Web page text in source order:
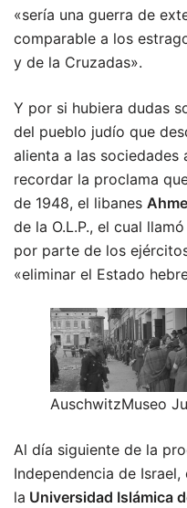
«sería una guerra de
comparable a los
y de la Cruzadas».
Y por si hubiera dudas
del pueblo judío que
alienta a las sociedades
recordar la proclama
de 1948, el libanes
de la O.L.P., el cual
por parte de los
«eliminar el Estado
AuschwitzMuseo
Al día siguiente de la
Independencia de
la Universidad Islámica